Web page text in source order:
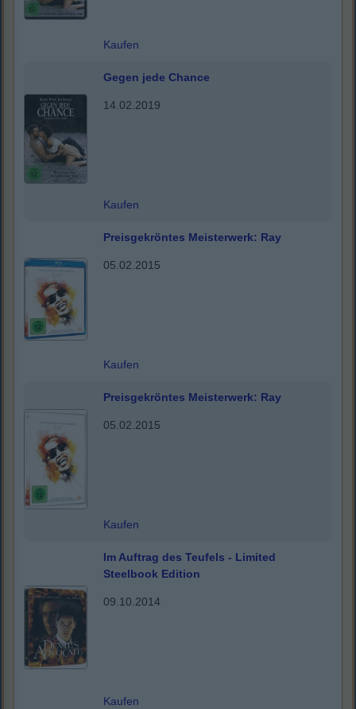
Kaufen
Gegen jede Chance
14.02.2019
Kaufen
Preisgekröntes Meisterwerk: Ray
05.02.2015
Kaufen
Preisgekröntes Meisterwerk: Ray
05.02.2015
Kaufen
Im Auftrag des Teufels - Limited
Steelbook Edition
09.10.2014
Kaufen